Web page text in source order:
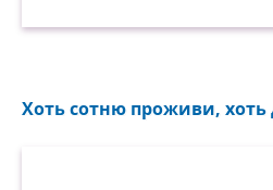
Хоть сотню проживи, хоть